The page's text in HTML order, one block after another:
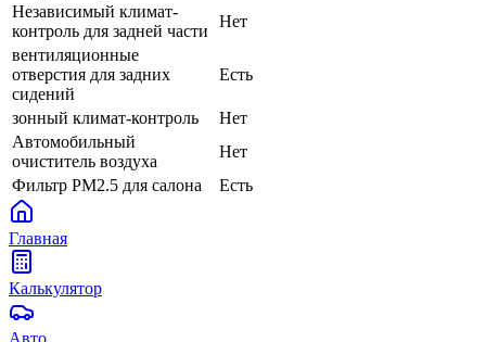
Независимый климат-
контроль для задней части
Нет
вентиляционные
отверстия для задних
сидений
Есть
зонный климат-контроль
Нет
Автомобильный
очиститель воздуха
Нет
Фильтр PM2.5 для салона
Есть
Главная
Калькулятор
Авто